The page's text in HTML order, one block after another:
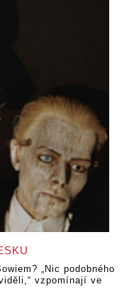
„Nic podobného
vzpomínají ve